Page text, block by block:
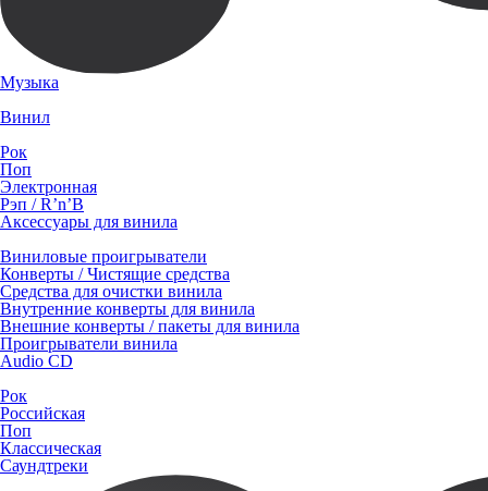
Музыка
Винил
Рок
Поп
Электронная
Рэп / R’n’B
Аксессуары для винила
Виниловые проигрыватели
Конверты / Чистящие средства
Средства для очистки винила
Внутренние конверты для винила
Внешние конверты / пакеты для винила
Проигрыватели винила
Audio CD
Рок
Российская
Поп
Классическая
Саундтреки